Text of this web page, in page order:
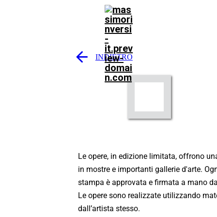
INDIETRO
Le opere, in edizione limitata, offrono
in mostre e importanti gallerie d'arte.
stampa è approvata e firmata a mano
Le opere sono realizzate utilizzando
dall’artista stesso.